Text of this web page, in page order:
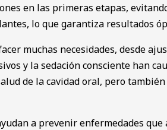
en las primeras etapas,
lo que garantiza resultados
muchas necesidades, desde
y la sedación consciente han
de la cavidad oral, pero
a prevenir enfermedades